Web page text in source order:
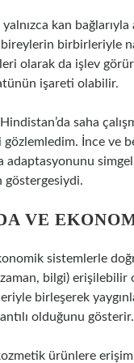
kan
bireylerin birbirleriyle
olarak da işlev
işareti olabilir.
saha
İnce ve
adaptasyonunu
göstergesiydi.
VE
sistemlerle
bilgi)
birleşerek
olduğunu gösterir.
ürünlere